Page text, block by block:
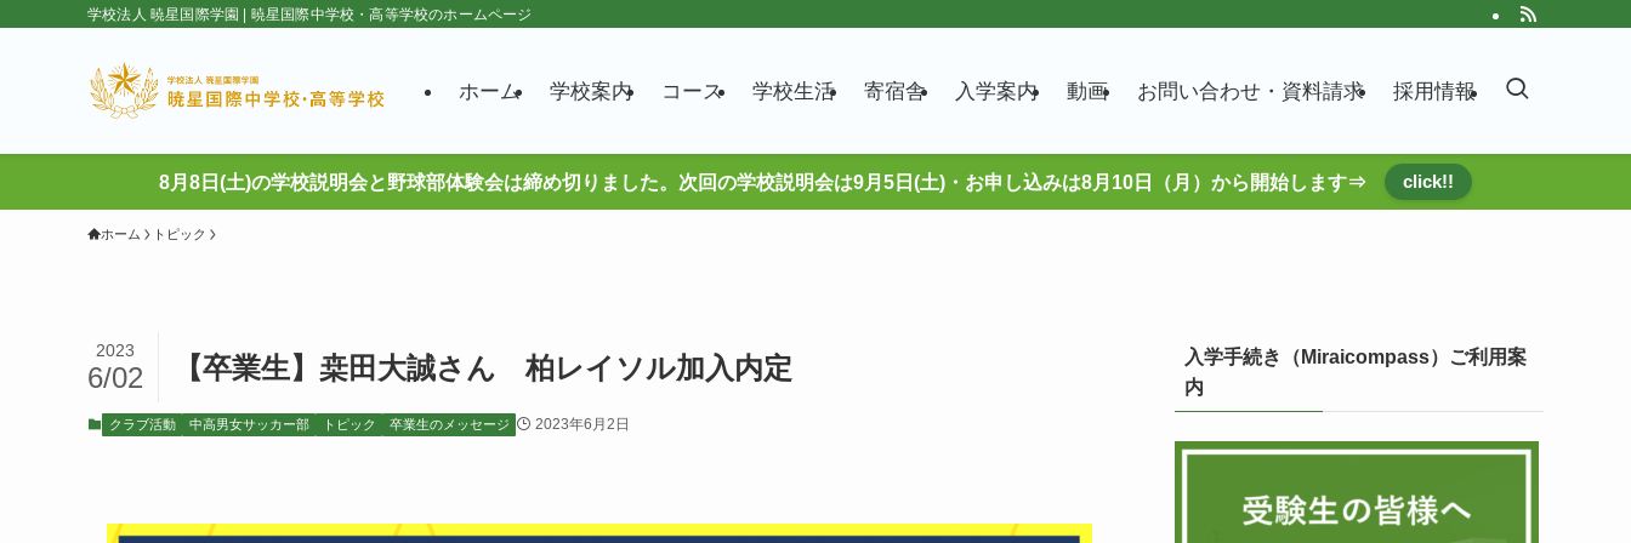
学校法人 暁星国際学園 | 暁星国際中学校・高等学校のホームページ
ホーム 学校案内 コース 学校生活 寄宿舎 入学案内 動画 お問い合わせ・資料請求 採用情報
8月8日(土)の学校説明会と野球部体験会は締め切りました。次回の学校説明会は9月5日(土)・お申し込みは8月10日（月）から開始します⇒ click!!
ホーム トピック
【卒業生】桒田大誠さん 柏レイソル加入内定
2023
6/02
クラブ活動 中高男女サッカー部 トピック 卒業生のメッセージ 2023年6月2日
入学手続き（Miraicompass）ご利用案
内